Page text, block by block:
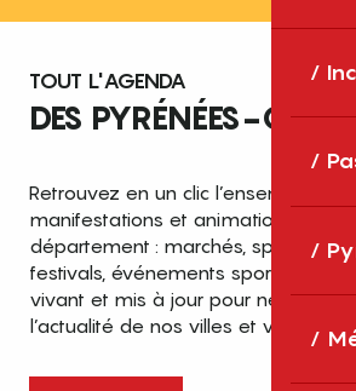
TOUT L'AGENDA
DES PYRÉNÉES-
Retrouvez en un clic l’ensemble des
manifestations et animations
département : marchés, spectacles,
festivals, événements sportifs et
vivant et mis à jour pour ne rien
l’actualité de nos villes et villages.